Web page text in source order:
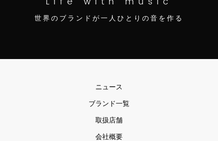
世界のブランドが一人ひとりの音を作る
ニュース
ブランド一覧
取扱店舗
会社概要